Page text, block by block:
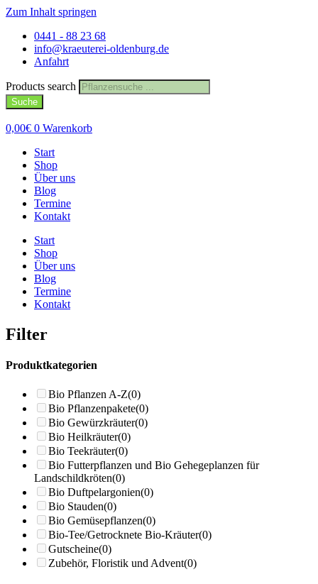
Zum Inhalt springen
0441 - 88 23 68
info@kraeuterei-oldenburg.de
Anfahrt
Products search
Suche
0,00€ 0 Warenkorb
Start
Shop
Über uns
Blog
Termine
Kontakt
Start
Shop
Über uns
Blog
Termine
Kontakt
Filter
Produktkategorien
Bio Pflanzen A-Z(0)
Bio Pflanzenpakete(0)
Bio Gewürzkräuter(0)
Bio Heilkräuter(0)
Bio Teekräuter(0)
Bio Futterpflanzen und Bio Gehegeplanzen für
Landschildkröten(0)
Bio Duftpelargonien(0)
Bio Stauden(0)
Bio Gemüsepflanzen(0)
Bio-Tee/Getrocknete Bio-Kräuter(0)
Gutscheine(0)
Zubehör, Floristik und Advent(0)